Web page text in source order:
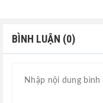
BÌNH LUẬN (0)